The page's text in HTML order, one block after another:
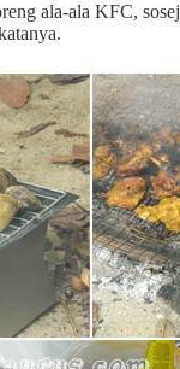
ala-ala KFC,